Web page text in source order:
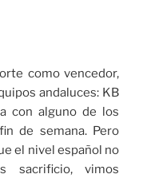
como vencedor,
andaluces: KB
con alguno de los
de semana. Pero
el nivel español no
sacrificio, vimos